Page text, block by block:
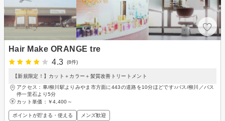
Hair Make ORANGE tre
4.3
(8件)
【新規限定！】カット＋カラー＋髪質改善トリートメント
アクセス：車/柳川駅よりみやま市方面に443の道路を10分ほどです♪バス/柳川／バス
停一里石より5分
カット単価： ￥4,400～
ポイントが貯まる・使える メンズ歓迎